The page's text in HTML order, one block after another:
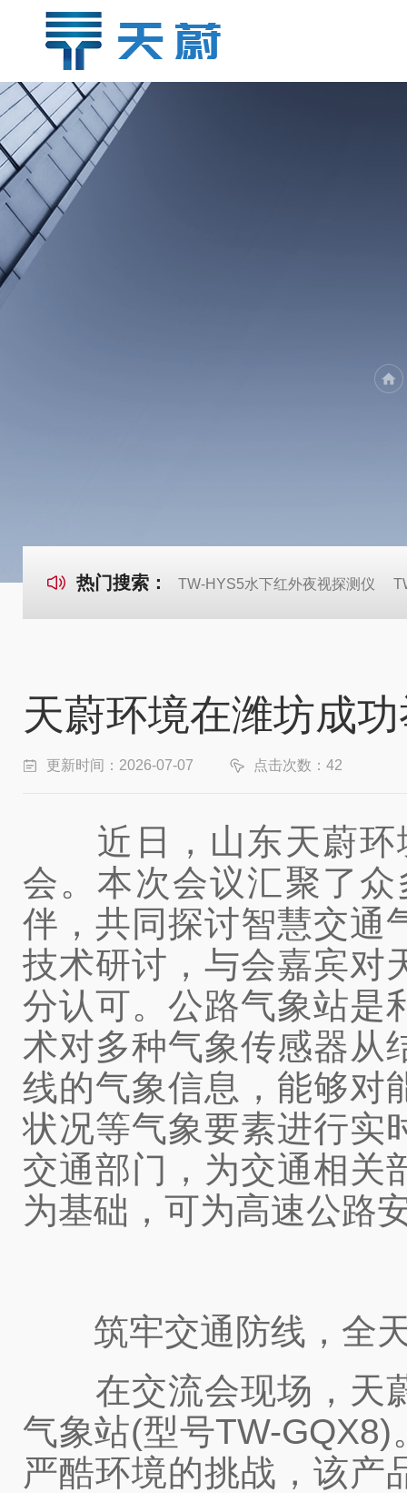
热门搜索： TW-HYS5水下红外夜视探测仪
天蔚环境在潍坊成
更新时间：2026-07-07 点击次数：42
近日，山东天蔚环
会。本次会议汇聚了
伴，共同探讨智慧交通
技术研讨，与会嘉宾对
分认可。公路气象站是
术对多种气象传感器从
线的气象信息，能够对
状况等气象要素进行实
交通部门，为交通相关
为基础，可为高速公路
筑牢交通防线，全天
在交流会现场，天蔚
气象站(型号TW-
严酷环境的挑战，该产